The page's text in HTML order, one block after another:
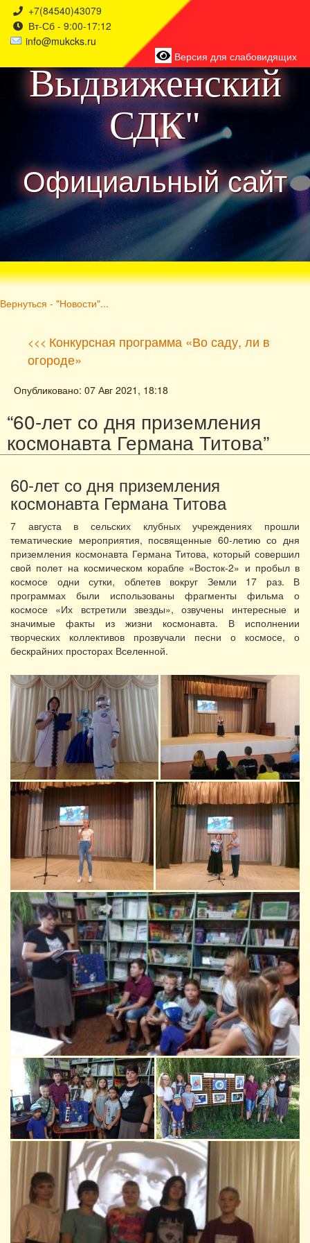
+7(84540)43079
Вт-Сб - 9:00-17:12
info@mukcks.ru
Версия для слабовидящих
района
Выдвиженский
СДК"
Официальный сайт
Вернуться - "Новости"...
<<< Конкурсная программа «Во саду, ли в
огороде»
Опубликовано: 07 Авг 2021, 18:18
“60-лет со дня приземления
космонавта Германа Титова”
60-лет со дня приземления
космонавта Германа Титова
7 августа в сельских клубных учреждениях прошли
тематические мероприятия, посвященные 60-летию со дня
приземления космонавта Германа Титова, который совершил
свой полет на космическом корабле «Восток-2» и пробыл в
космосе одни сутки, облетев вокруг Земли 17 раз. В
программах были использованы фрагменты фильма о
космосе «Их встретили звезды», озвучены интересные и
значимые факты из жизни космонавта. В исполнении
творческих коллективов прозвучали песни о космосе, о
бескрайних просторах Вселенной.